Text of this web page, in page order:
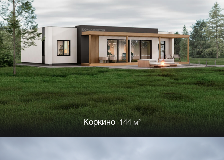
Коркино 144 м²